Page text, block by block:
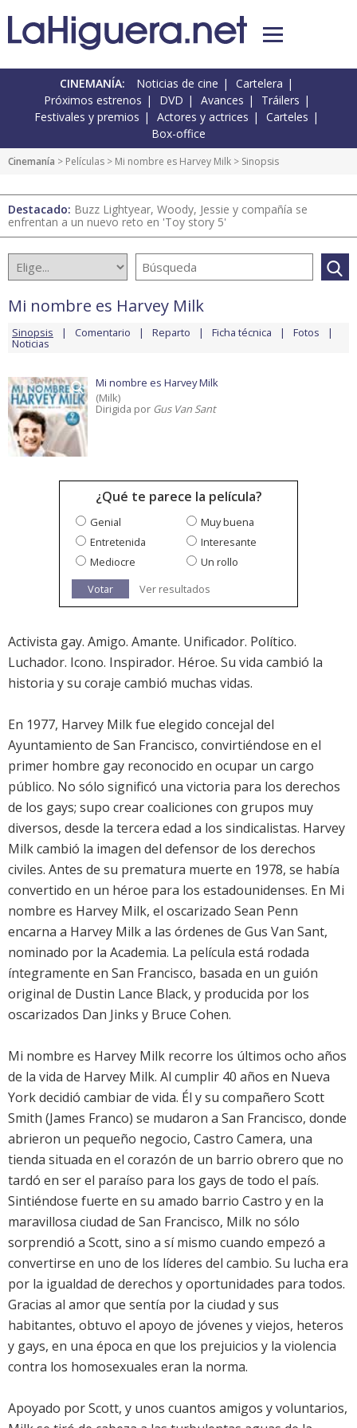
CINEMANÍA: Noticias de cine
Cartelera
Próximos estrenos
DVD Avances
Tráilers
Festivales y premios
Actores y actrices
Carteles
Box-office
Cinemanía > Películas > Mi nombre es Harvey Milk > Sinopsis
Destacado: Buzz Lightyear, Woody, Jessie y compañía se
enfrentan a un nuevo reto en 'Toy story 5'
Mi nombre es Harvey Milk
Sinopsis Comentario Reparto Ficha técnica Fotos
Noticias
Mi nombre es Harvey Milk
(Milk)
Dirigida por Gus Van Sant
¿Qué te parece la película?
Genial
Muy buena
Entretenida
Interesante
Mediocre
Un rollo
Votar
Ver resultados
Activista gay. Amigo. Amante. Unificador. Político.
Luchador. Icono. Inspirador. Héroe. Su vida cambió la
historia y su coraje cambió muchas vidas.
En 1977, Harvey Milk fue elegido concejal del
Ayuntamiento de San Francisco, convirtiéndose en el
primer hombre gay reconocido en ocupar un cargo
público. No sólo significó una victoria para los derechos
de los gays; supo crear coaliciones con grupos muy
diversos, desde la tercera edad a los sindicalistas. Harvey
Milk cambió la imagen del defensor de los derechos
civiles. Antes de su prematura muerte en 1978, se había
convertido en un héroe para los estadounidenses. En Mi
nombre es Harvey Milk, el oscarizado Sean Penn
encarna a Harvey Milk a las órdenes de Gus Van Sant,
nominado por la Academia. La película está rodada
íntegramente en San Francisco, basada en un guión
original de Dustin Lance Black, y producida por los
oscarizados Dan Jinks y Bruce Cohen.
Mi nombre es Harvey Milk recorre los últimos ocho años
de la vida de Harvey Milk. Al cumplir 40 años en Nueva
York decidió cambiar de vida. Él y su compañero Scott
Smith (James Franco) se mudaron a San Francisco, donde
abrieron un pequeño negocio, Castro Camera, una
tienda situada en el corazón de un barrio obrero que no
tardó en ser el paraíso para los gays de todo el país.
Sintiéndose fuerte en su amado barrio Castro y en la
maravillosa ciudad de San Francisco, Milk no sólo
sorprendió a Scott, sino a sí mismo cuando empezó a
convertirse en uno de los líderes del cambio. Su lucha era
por la igualdad de derechos y oportunidades para todos.
Gracias al amor que sentía por la ciudad y sus
habitantes, obtuvo el apoyo de jóvenes y viejos, heteros
y gays, en una época en que los prejuicios y la violencia
contra los homosexuales eran la norma.
Apoyado por Scott, y unos cuantos amigos y voluntarios,